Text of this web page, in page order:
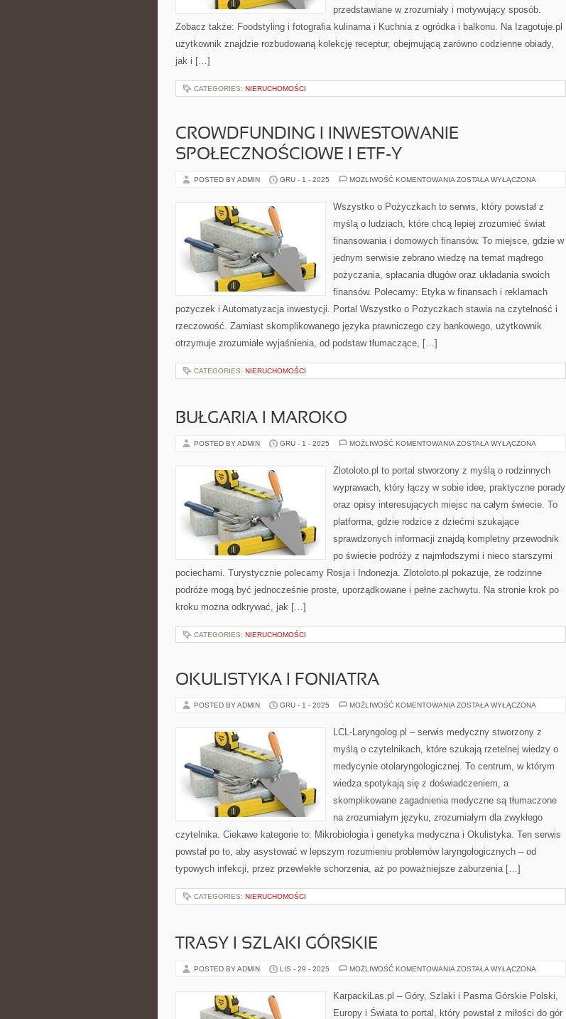
przedstawiane w zrozumiały i motywujący sposób.
Zobacz także: Foodstyling i fotografia kulinarna i Kuchnia z ogródka i balkonu. Na Izagotuje.pl
użytkownik znajdzie rozbudowaną kolekcję receptur, obejmującą zarówno codzienne obiady,
jak i […]
CATEGORIES: NIERUCHOMOŚCI
CROWDFUNDING I INWESTOWANIE
SPOŁECZNOŚCIOWE I ETF-Y
POSTED BY ADMIN GRU - 1 - 2025 MOŻLIWOŚĆ KOMENTOWANIA CROWDFUNDING
SPOŁECZNOŚCIOWE
I
Y
ZOSTAŁA WYŁĄCZONA
Wszystko o Pożyczkach to serwis, który powstał z
myślą o ludziach, które chcą lepiej zrozumieć świat
finansowania i domowych finansów. To miejsce, gdzie w
jednym serwisie zebrano wiedzę na temat mądrego
pożyczania, spłacania długów oraz układania swoich
finansów. Polecamy: Etyka w finansach i reklamach
pożyczek i Automatyzacja inwestycji. Portal Wszystko o Pożyczkach stawia na czytelność i
rzeczowość. Zamiast skomplikowanego języka prawniczego czy bankowego, użytkownik
otrzymuje zrozumiałe wyjaśnienia, od podstaw tłumaczące, […]
CATEGORIES: NIERUCHOMOŚCI
BUŁGARIA I MAROKO
POSTED BY ADMIN GRU - 1 - 2025 MOŻLIWOŚĆ KOMENTOWANIA BUŁGARIA
ZOSTAŁA WYŁĄCZONA
Zlotoloto.pl to portal stworzony z myślą o rodzinnych
wyprawach, który łączy w sobie idee, praktyczne porady
oraz opisy interesujących miejsc na całym świecie. To
platforma, gdzie rodzice z dziećmi szukające
sprawdzonych informacji znajdą kompletny przewodnik
po świecie podróży z najmłodszymi i nieco starszymi
pociechami. Turystycznie polecamy Rosja i Indonezja. Zlotoloto.pl pokazuje, że rodzinne
podróże mogą być jednocześnie proste, uporządkowane i pełne zachwytu. Na stronie krok po
kroku można odkrywać, jak […]
CATEGORIES: NIERUCHOMOŚCI
OKULISTYKA I FONIATRA
POSTED BY ADMIN GRU - 1 - 2025 MOŻLIWOŚĆ KOMENTOWANIA OKULISTYKA
ZOSTAŁA WYŁĄCZONA
LCL-Laryngolog.pl – serwis medyczny stworzony z
myślą o czytelnikach, które szukają rzetelnej wiedzy o
medycynie otolaryngologicznej. To centrum, w którym
wiedza spotykają się z doświadczeniem, a
skomplikowane zagadnienia medyczne są tłumaczone
na zrozumiałym języku, zrozumiałym dla zwykłego
czytelnika. Ciekawe kategorie to: Mikrobiologia i genetyka medyczna i Okulistyka. Ten serwis
powstał po to, aby asystować w lepszym rozumieniu problemów laryngologicznych – od
typowych infekcji, przez przewlekłe schorzenia, aż po poważniejsze zaburzenia […]
CATEGORIES: NIERUCHOMOŚCI
TRASY I SZLAKI GÓRSKIE
POSTED BY ADMIN LIS - 29 - 2025 MOŻLIWOŚĆ KOMENTOWANIA TRASY
GÓRSKIE
ZOSTAŁA WYŁĄCZONA
KarpackiLas.pl – Góry, Szlaki i Pasma Górskie Polski,
Europy i Świata to portal, który powstał z miłości do gór